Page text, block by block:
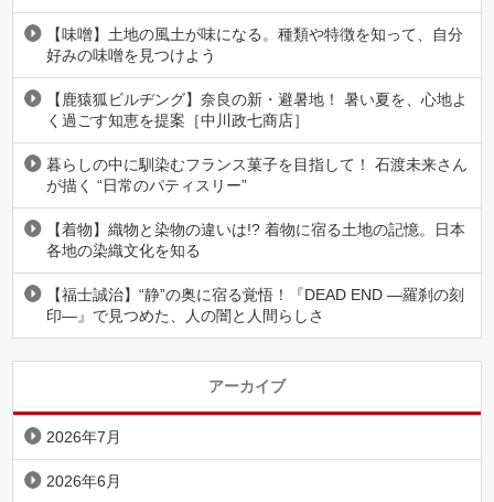
【味噌】土地の風土が味になる。種類や特徴を知って、自分
好みの味噌を見つけよう
【鹿猿狐ビルヂング】奈良の新・避暑地！ 暑い夏を、心地よ
く過ごす知恵を提案［中川政七商店］
暮らしの中に馴染むフランス菓子を目指して！ 石渡未来さん
が描く “日常のパティスリー”
【着物】織物と染物の違いは!? 着物に宿る土地の記憶。日本
各地の染織文化を知る
【福士誠治】“静”の奥に宿る覚悟！『DEAD END ―羅刹の刻
印―』で見つめた、人の闇と人間らしさ
アーカイブ
2026年7月
2026年6月